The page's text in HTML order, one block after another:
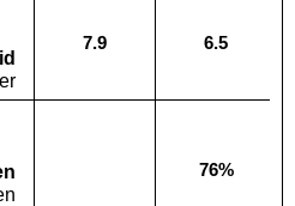
Deze opleiding:
7.9 Landelijk
6.5
Deze opleiding:
Geen waarde bekendLandelijk
76%